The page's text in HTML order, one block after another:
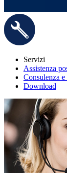
Servizi
Assistenza
Consulenza
Download